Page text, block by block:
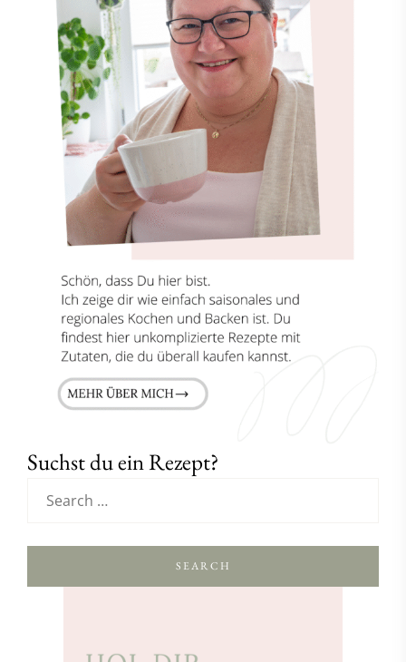
Suchst du ein Rezept?
SEARCH